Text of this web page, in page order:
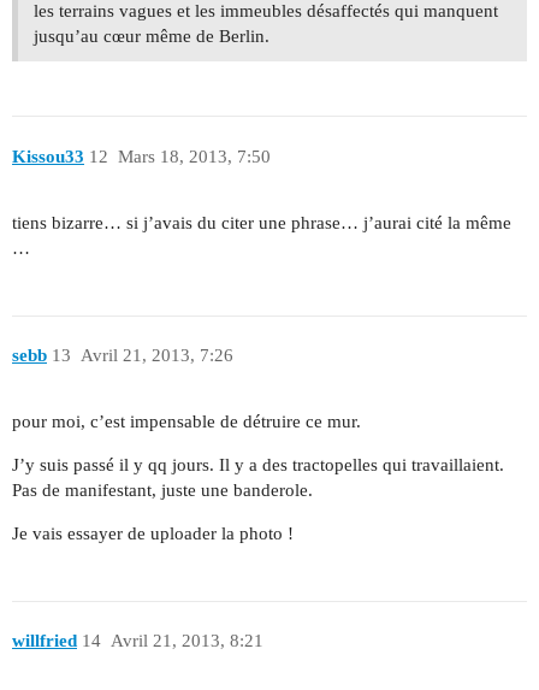
les terrains vagues et les immeubles désaffectés qui manquent
jusqu’au cœur même de Berlin.
Kissou33 Mars 18, 2013, 7:50
12
tiens bizarre… si j’avais du citer une phrase… j’aurai cité la même
…
sebb Avril 21, 2013, 7:26
13
pour moi, c’est impensable de détruire ce mur.
J’y suis passé il y qq jours. Il y a des tractopelles qui travaillaient.
Pas de manifestant, juste une banderole.
Je vais essayer de uploader la photo !
willfried Avril 21, 2013, 8:21
14